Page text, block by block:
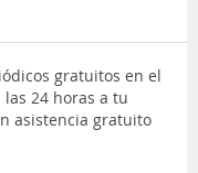
gratuitos en el
24 horas a tu
asistencia gratuito